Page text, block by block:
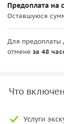
Предоплата на
Оставшуюся
Для предоплаты
отмене за 48
Что
Услуги